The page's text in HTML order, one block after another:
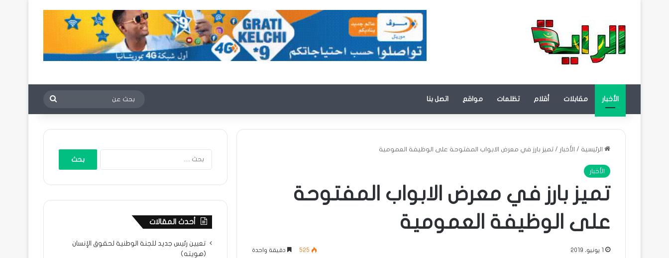
الأخبار مقابلات أقلام تظلمات مواقع اتصل بنا بحث
عن
الرئيسية / الأخبار / تميز بارز في معرض الابواب المفتوحة على الوظيفة العمومية
الأخبار
تميز بارز في معرض الابواب المفتوحة
على الوظيفة العمومية
1 يونيو، 2019 525 دقيقة واحدة
أحدث المقالات
تعيين رئيس جديد للجنة الوطنية لحقوق الإنسان
(هويته)